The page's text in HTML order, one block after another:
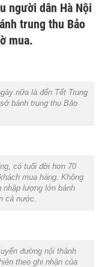
người dân Hà Nội
trung thu Bảo
mua.
nữa là đến Tết Trung
bánh trung thu Bảo
có tuổi đời hơn 70
mua hàng. Không
nhập lượng lớn bánh
cả nước.
đường nội thành
theo ghi nhận của